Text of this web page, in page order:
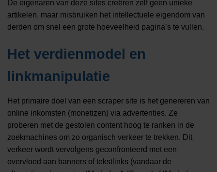
De eigenaren van deze sites creëren zelf geen unieke
artikelen, maar misbruiken het intellectuele eigendom van
derden om snel een grote hoeveelheid pagina’s te vullen.
Het verdienmodel en
linkmanipulatie
Het primaire doel van een scraper site is het genereren van
online inkomsten (monetizen) via advertenties. Ze
proberen met de gestolen content hoog te ranken in de
zoekmachines om zo organisch verkeer te trekken. Dit
verkeer wordt vervolgens geconfronteerd met een
overvloed aan banners of tekstlinks (vandaar de